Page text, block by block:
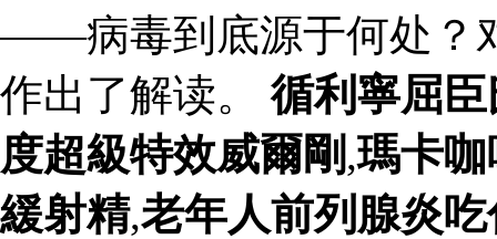
——病毒到底源于何处？
作出了解读。循利寧屈
度超級特效威爾剛 ,瑪卡咖
緩射精,老年人前列腺炎